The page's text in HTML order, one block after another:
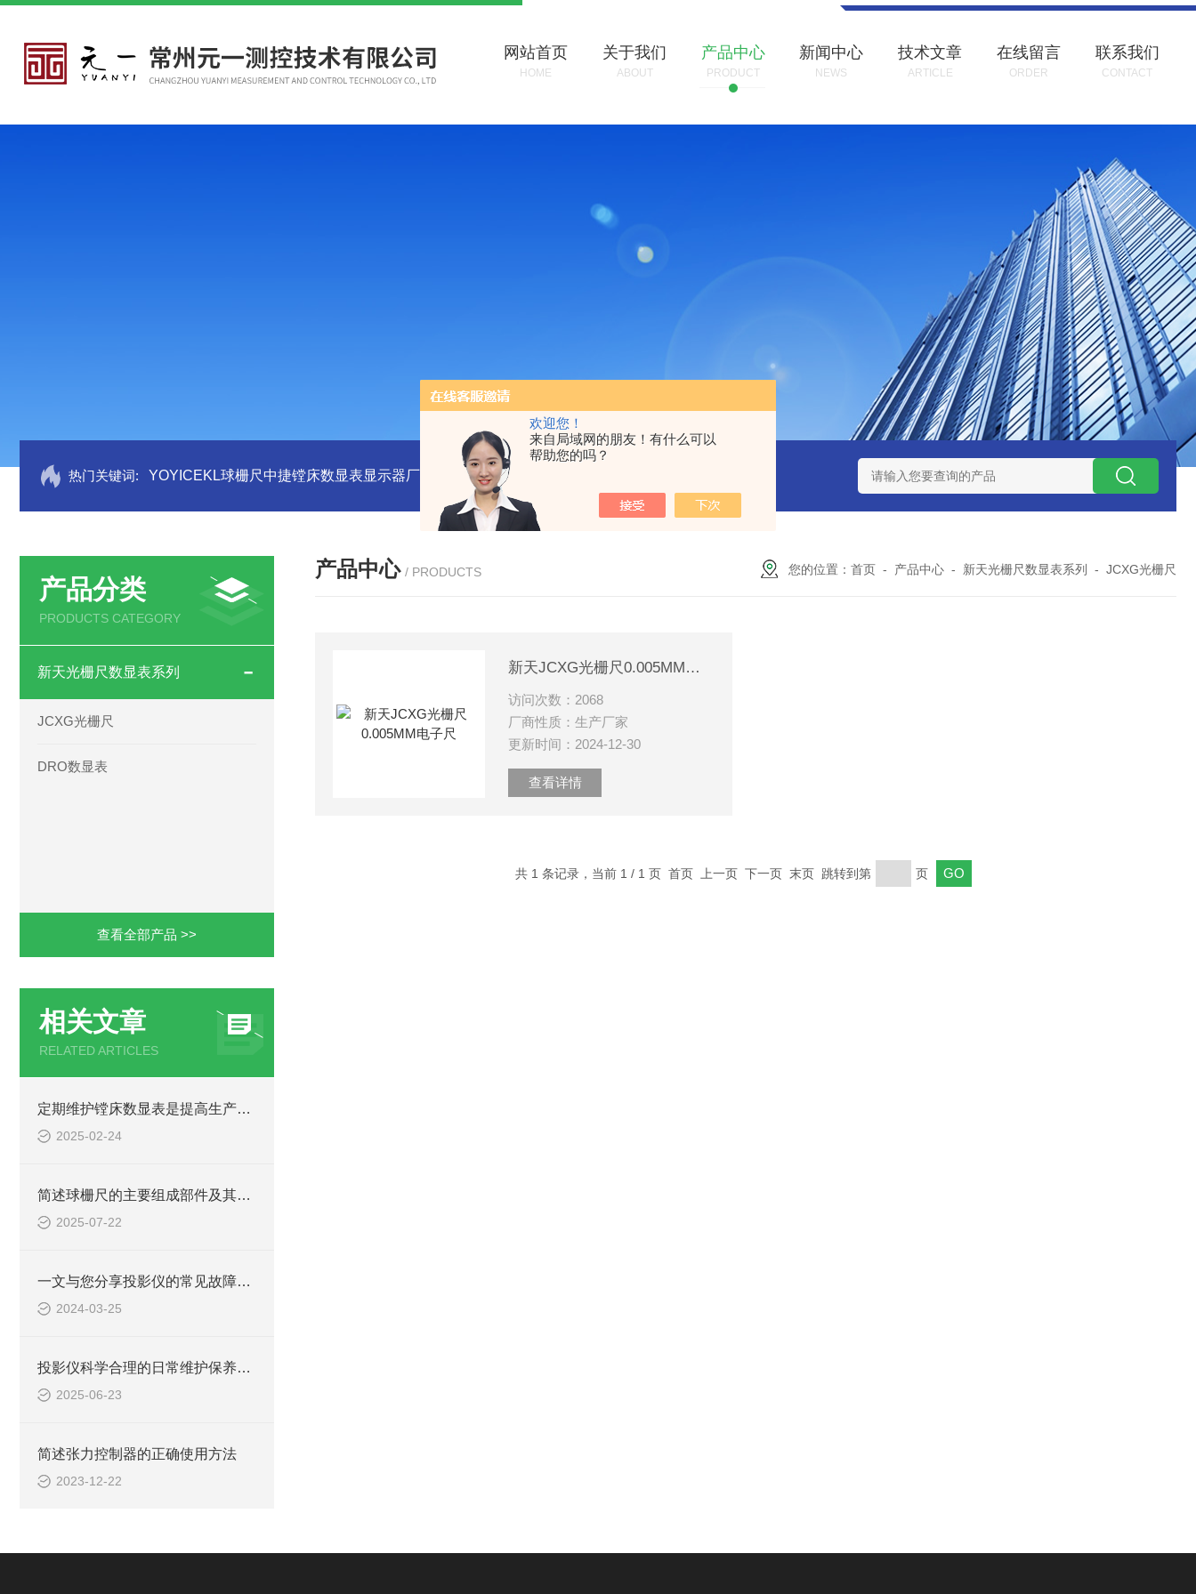
欢迎您！
来自局域网的朋友！有什么可以
帮助您的吗？
网站首页
HOME
关于我们
ABOUT
产品中心
PRODUCT
新闻中心
NEWS
技术文章
ARTICLE
在线留言
ORDER
联系我们
CONTACT
热门关键词: YOYICEKL球栅尺中捷镗床数显表显示器厂家 RENYWELL球栅尺厂家YOYICK读头B50数显表 OYI直线电机磁栅尺磁头元一高精度传感器 直线电机磁头高精度读
产品分类
PRODUCTS CATEGORY
新天光栅尺数显表系列
JCXG光栅尺
DRO数显表
查看全部产品 >>
相关文章
RELATED ARTICLES
定期维护镗床数显表是提高生产效率和加工质量的关键
2025-02-24
简述球栅尺的主要组成部件及其功能特点
2025-07-22
一文与您分享投影仪的常见故障相应解决方法
2024-03-25
投影仪科学合理的日常维护保养方法分享
2025-06-23
简述张力控制器的正确使用方法
2023-12-22
产品中心 / PRODUCTS 您的位置： 首页 - 产品中心 - 新天光栅尺数显表系列 - JCXG光栅尺
新天JCXG光栅尺0.005MM电子尺
访问次数：2068
厂商性质：生产厂家
更新时间：2024-12-30
查看详情
共 1 条记录，当前 1 / 1 页 首页 上一页 下一页 末页 跳转到第 页